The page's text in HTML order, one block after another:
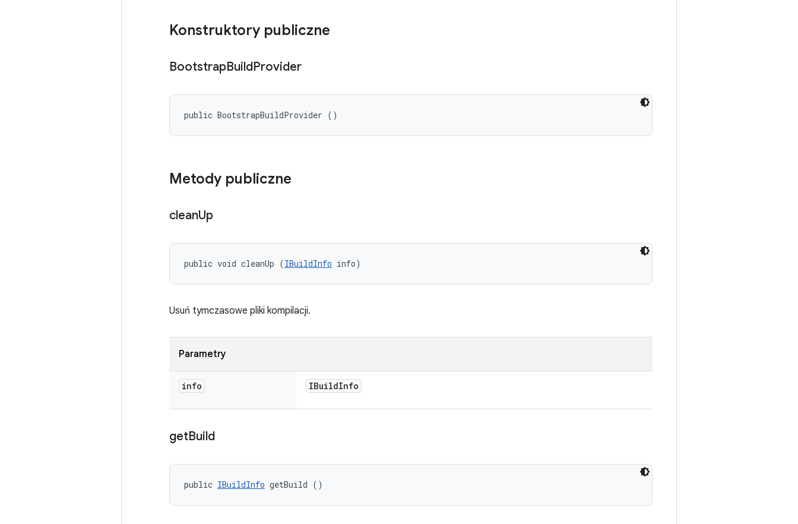
Konstruktory publiczne
BootstrapBuildProvider
public BootstrapBuildProvider ()
Metody publiczne
cleanUp
public void cleanUp (IBuildInfo info)
Usuń tymczasowe pliki kompilacji.
Parametry
info IBuildInfo
getBuild
public IBuildInfo getBuild ()